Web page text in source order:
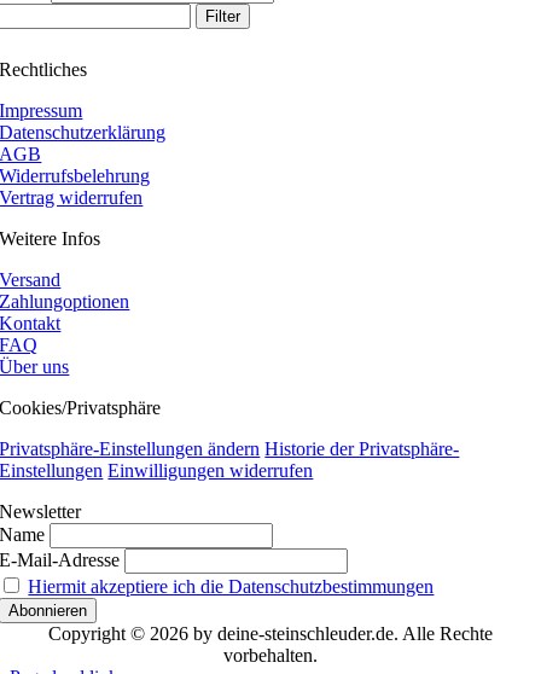
Filter
Rechtliches
Impressum
Datenschutzerklärung
AGB
Widerrufsbelehrung
Vertrag widerrufen
Weitere Infos
Versand
Zahlungoptionen
Kontakt
FAQ
Über uns
Cookies/Privatsphäre
Privatsphäre-Einstellungen ändern Historie der Privatsphäre-
Einstellungen Einwilligungen widerrufen
Newsletter
Name
E-Mail-Adresse
Hiermit akzeptiere ich die Datenschutzbestimmungen
Copyright © 2026 by deine-steinschleuder.de. Alle Rechte
vorbehalten.